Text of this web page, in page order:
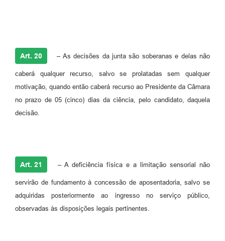
Art. 20 – As decisões da junta são soberanas e delas não
caberá qualquer recurso, salvo se prolatadas sem qualquer
motivação, quando então caberá recurso ao Presidente da Câmara
no prazo de 05 (cinco) dias da ciência, pelo candidato, daquela
decisão.
Art. 21 – A deficiência física e a limitação sensorial não
servirão de fundamento à concessão de aposentadoria, salvo se
adquiridas posteriormente ao ingresso no serviço público,
observadas às disposições legais pertinentes.